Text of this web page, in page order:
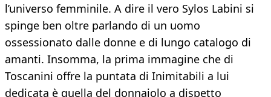
l’universo femminile. A dire il vero Sylos Labini si
spinge ben oltre parlando di un uomo
ossessionato dalle donne e di lungo catalogo di
amanti. Insomma, la prima immagine che di
Toscanini offre la puntata di Inimitabili a lui
dedicata è quella del donnaiolo a dispetto